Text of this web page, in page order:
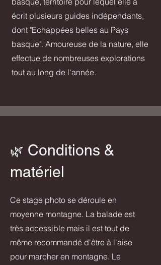
écrit plusieurs guides indépendants,
dont "Echappées belles au Pays
basque". Amoureuse de la nature, elle
effectue de nombreuses explorations
tout au long de l'année.
🌿 Conditions &
matériel
Ce stage photo se déroule en
moyenne montagne. La balade est
très accessible mais il est tout de
même recommandé d'être à l'aise
pour marcher en montagne. Le